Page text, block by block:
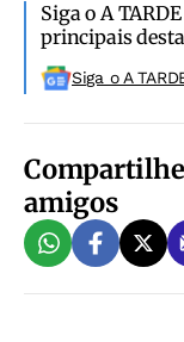
Siga o A
principais
Siga o A
amigos